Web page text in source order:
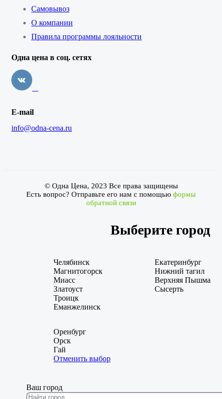
Самовывоз
О компании
Правила программы лояльности
Одна цена в соц. сетях
E-mail
info@odna-cena.ru
© Одна Цена, 2023 Все права защищены
Есть вопрос? Отправьте его нам с помощью формы
обратной связи
Выберите город
Челябинск
Магнитогорск
Миасс
Златоуст
Троицк
Еманжелинск
Екатеринбург
Нижний тагил
Верхняя Пышма
Сысерть
Оренбург
Орск
Гай
Отменить выбор
Ваш город